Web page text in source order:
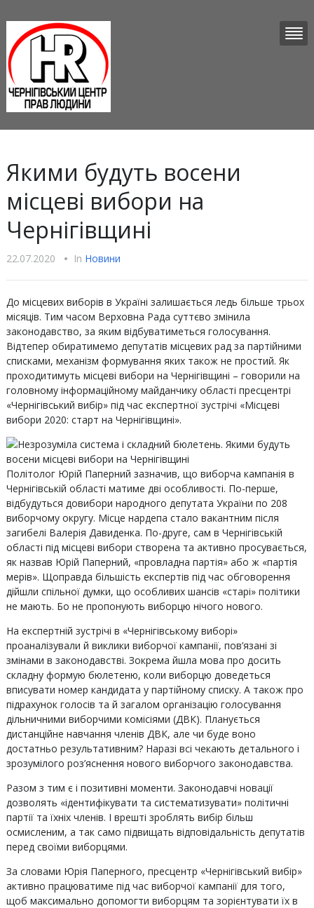
Якими будуть восени
місцеві вибори на
Чернігівщині
22.07.2020 • In Новини
До місцевих виборів в Україні залишається ледь більше трьох
місяців. Тим часом Верховна Рада суттєво змінила
законодавство, за яким відбуватиметься голосування.
Відтепер обиратимемо депутатів місцевих рад за партійними
списками, механізм формування яких також не простий. Як
проходитимуть місцеві вибори на Чернігівщині – говорили на
головному інформаційному майданчику області пресцентрі
«Чернігівський вибір» під час експертної зустрічі «Місцеві
вибори 2020: старт на Чернігівщині».
Політолог Юрій Паперний зазначив, що виборча кампанія в
Чернігівській області матиме дві особливості. По-перше,
відбудуться довибори народного депутата України по 208
виборчому округу. Місце нардепа стало вакантним після
загибелі Валерія Давиденка. По-друге, сам в Чернігівській
області під місцеві вибори створена та активно просувається,
як назвав Юрій Паперний, «провладна партія» або ж «партія
мерів». Щоправда більшість експертів під час обговорення
дійшли спільної думки, що особливих шансів «старі» політики
не мають. Бо не пропонують виборцю нічого нового.
На експертній зустрічі в «Чернігівському виборі»
проаналізували й виклики виборчої кампанії, пов’язані зі
змінами в законодавстві. Зокрема йшла мова про досить
складну формую бюлетеню, коли виборцю доведеться
вписувати номер кандидата у партійному списку. А також про
підрахунок голосів та й загалом організацію голосування
дільничними виборчими комісіями (ДВК). Планується
дистанційне навчання членів ДВК, але чи буде воно
достатньо результативним? Наразі всі чекають детального і
зрозумілого роз’яснення нового виборчого законодавства.
Разом з тим є і позитивні моменти. Законодавчі новації
дозволять «ідентифікувати та систематизувати» політичні
партії та їхніх членів. І врешті зроблять вибір більш
осмисленим, а так само підвищать відповідальність депутатів
перед своїми виборцями.
За словами Юрія Паперного, пресцентр «Чернігівський вибір»
активно працюватиме під час виборчої кампанії для того,
щоб максимально допомогти виборцям та зорієнтувати їх в